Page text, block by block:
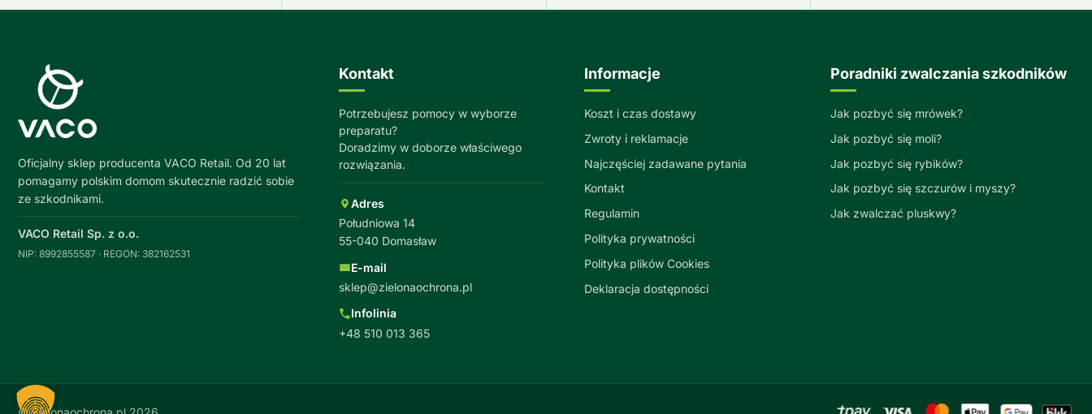
Oficjalny sklep producenta VACO Retail. Od 20 lat
pomagamy polskim domom skutecznie radzić sobie
ze szkodnikami.
VACO Retail Sp. z o.o.
NIP: 8992855587 · REGON: 382162531
Kontakt
Potrzebujesz pomocy w wyborze
preparatu?
Doradzimy w doborze właściwego
rozwiązania.
Adres
Południowa 14
55-040 Domasław
E-mail
sklep@zielonaochrona.pl
Infolinia
+48 510 013 365
Informacje
Koszt i czas dostawy
Zwroty i reklamacje
Najczęściej zadawane pytania
Kontakt
Regulamin
Polityka prywatności
Polityka plików Cookies
Deklaracja dostępności
Poradniki zwalczania szkodników
Jak pozbyć się mrówek?
Jak pozbyć się moli?
Jak pozbyć się rybików?
Jak pozbyć się szczurów i myszy?
Jak zwalczać pluskwy?